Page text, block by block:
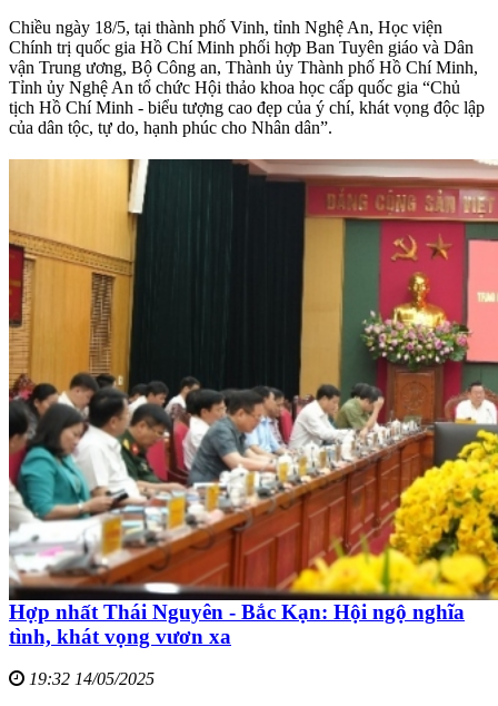
Chiều ngày 18/5, tại thành phố Vinh, tỉnh Nghệ An, Học viện
Chính trị quốc gia Hồ Chí Minh phối hợp Ban Tuyên giáo và Dân
vận Trung ương, Bộ Công an, Thành ủy Thành phố Hồ Chí Minh,
Tỉnh ủy Nghệ An tổ chức Hội thảo khoa học cấp quốc gia “Chủ
tịch Hồ Chí Minh - biểu tượng cao đẹp của ý chí, khát vọng độc lập
của dân tộc, tự do, hạnh phúc cho Nhân dân”.
Hợp nhất Thái Nguyên - Bắc Kạn: Hội ngộ nghĩa
tình, khát vọng vươn xa
19:32 14/05/2025